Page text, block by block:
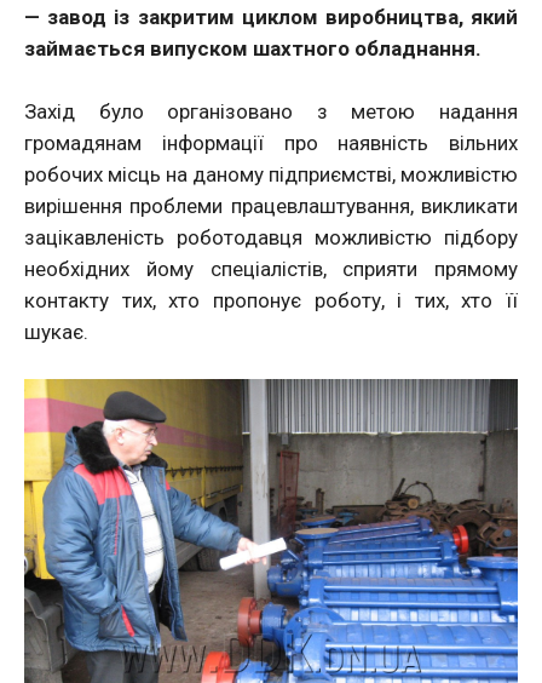
— завод із закритим циклом виробництва, який
займається випуском шахтного обладнання.
Захід було організовано з метою надання
громадянам інформації про наявність вільних
робочих місць на даному підприємстві, можливістю
вирішення проблеми працевлаштування, викликати
зацікавленість роботодавця можливістю підбору
необхідних йому спеціалістів, сприяти прямому
контакту тих, хто пропонує роботу, і тих, хто її
шукає.